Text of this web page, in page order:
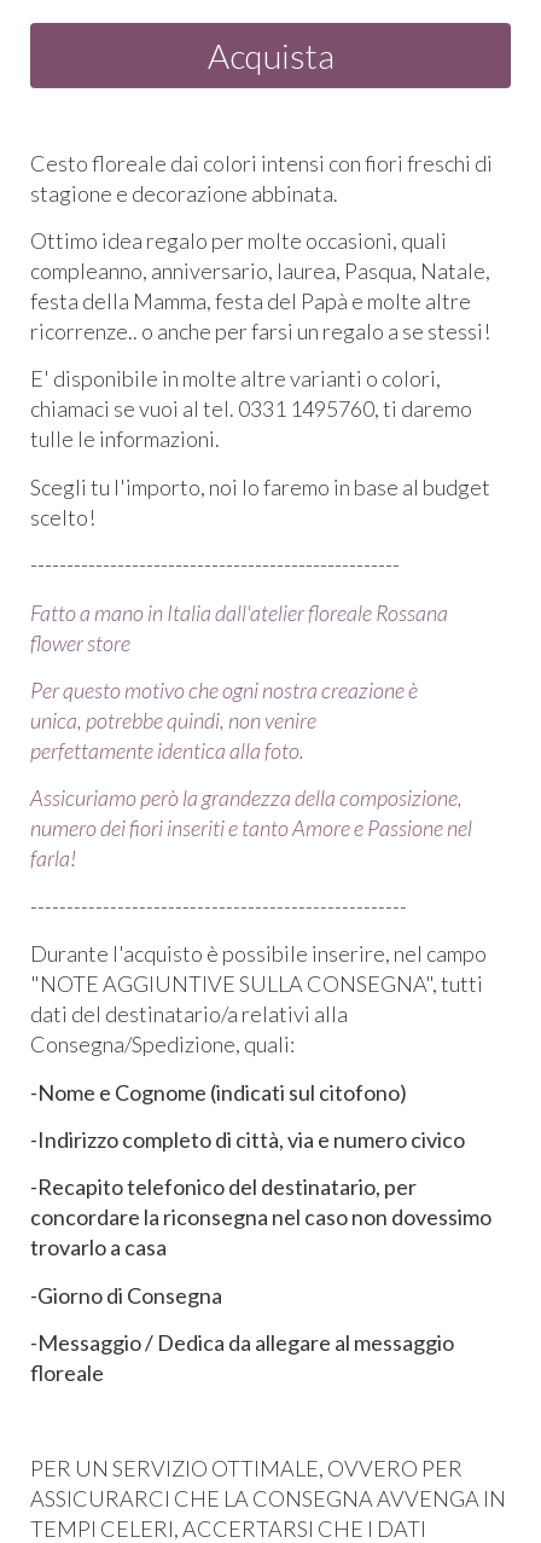
Acquista
Cesto floreale dai colori intensi con fiori freschi di
stagione e decorazione abbinata.
Ottimo idea regalo per molte occasioni, quali
compleanno, anniversario, laurea, Pasqua, Natale,
festa della Mamma, festa del Papà e molte altre
ricorrenze.. o anche per farsi un regalo a se stessi!
E' disponibile in molte altre varianti o colori,
chiamaci se vuoi al tel. 0331 1495760, ti daremo
tulle le informazioni.
Scegli tu l'importo, noi lo faremo in base al budget
scelto!
---------------------------------------------------
Fatto a mano in Italia dall'atelier floreale Rossana
flower store
Per questo motivo che ogni nostra creazione è
unica, potrebbe quindi, non venire
perfettamente identica alla foto.
Assicuriamo però la grandezza della composizione,
numero dei fiori inseriti e tanto Amore e Passione nel
farla!
----------------------------------------------------
Durante l'acquisto è possibile inserire, nel campo
"NOTE AGGIUNTIVE SULLA CONSEGNA", tutti
dati del destinatario/a relativi alla
Consegna/Spedizione, quali:
-Nome e Cognome (indicati sul citofono)
-Indirizzo completo di città, via e numero civico
-Recapito telefonico del destinatario, per
concordare la riconsegna nel caso non dovessimo
trovarlo a casa
-Giorno di Consegna
-Messaggio / Dedica da allegare al messaggio
floreale
PER UN SERVIZIO OTTIMALE, OVVERO PER
ASSICURARCI CHE LA CONSEGNA AVVENGA IN
TEMPI CELERI, ACCERTARSI CHE I DATI